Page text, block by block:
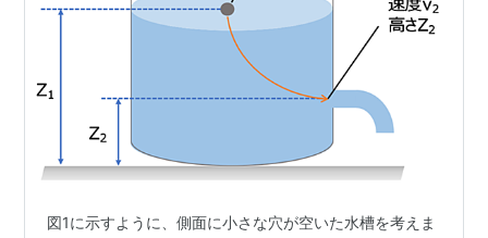
図1に示すように、側面に小さな穴が空いた水槽を考えま